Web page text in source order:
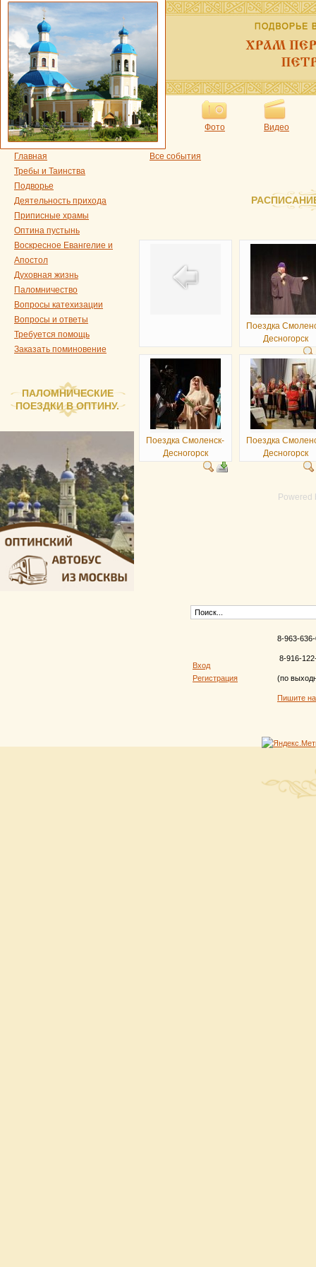
Фото Видео
Главная
Требы и Таинства
Подворье
Деятельность прихода
Приписные храмы
Оптина пустынь
Воскресное Евангелие и
Апостол
Духовная жизнь
Паломничество
Вопросы катехизации
Вопросы и ответы
Требуется помощь
Заказать поминовение
ПАЛОМНИЧЕСКИЕ
ПОЕЗДКИ В ОПТИНУ.
Все события
Поездка
Десногорск
Поездка Смоленск-
Десногорск
Поездка
Десногорск
Powered
Вход
Регистрация
8-963-
8-916-
(по
Пишите